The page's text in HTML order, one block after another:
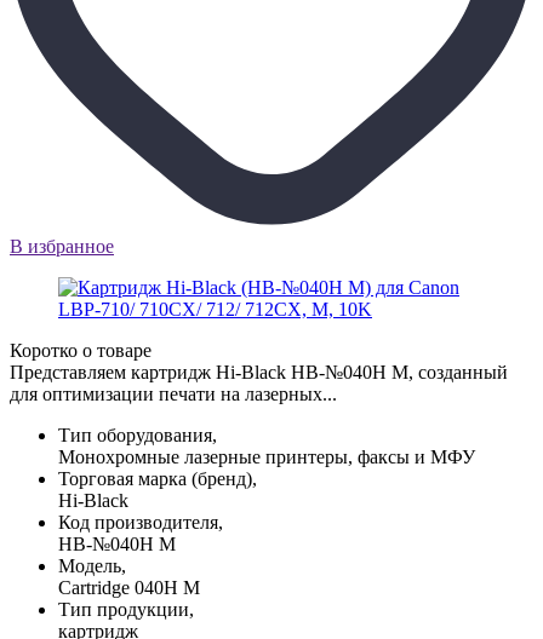
В избранное
Коротко о товаре
Представляем картридж Hi-Black HB-№040H M, созданный
для оптимизации печати на лазерных...
Тип оборудования,
Монохромные лазерные принтеры, факсы и МФУ
Торговая марка (бренд),
Hi-Black
Код производителя,
HB-№040H M
Модель,
Cartridge 040H M
Тип продукции,
картридж